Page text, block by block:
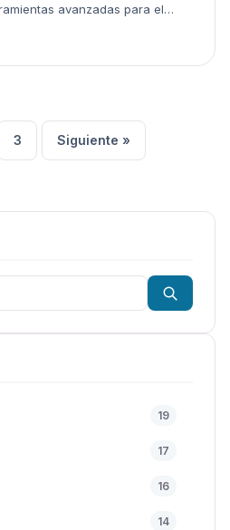
avanzadas para el
de movimientos,
y planeación. Esta guía
Posts
pagination
3 Siguiente »
19
17
16
14